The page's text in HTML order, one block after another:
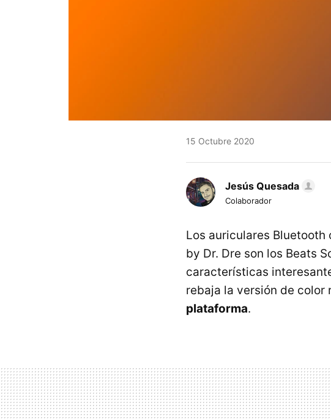
15 Octubre 2020
Jesús Quesada
Colaborador
Los auriculares
by Dr. Dre son los Beats
características
rebaja la versión de color
plataforma.